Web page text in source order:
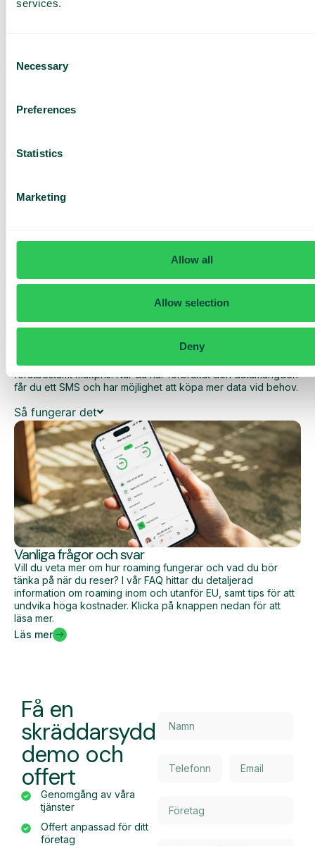
services.
Selection
Necessary
Preferences
Statistics
Marketing
Allow all
Allow selection
Deny
Med Daily Cost Control kan du som kund hålla bättre koll på
Den dagliga begränsningen har en viss mängd data till ett
förutbestämt maxpris. När du har förbrukat den datamängden
får du ett SMS och har möjlighet att köpa mer data vid behov.
Så fungerar det
Vanliga frågor och svar
Vill du veta mer om hur roaming fungerar och vad du bör
tänka på när du reser? I vår FAQ hittar du detaljerad
information om roaming inom och utanför EU, samt tips för att
undvika höga kostnader. Klicka på knappen nedan för att
läsa mer.
Läs mer
Få en
skräddarsydd
demo och
offert
Genomgång av våra
tjänster
Offert anpassad för ditt
företag